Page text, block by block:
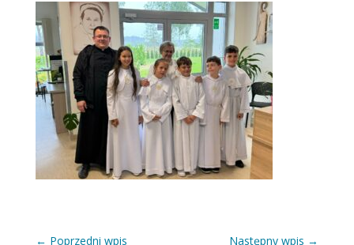
← Poprzedni wpis Następny wpis →